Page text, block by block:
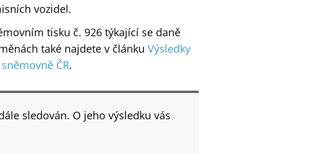
vozidel.
tisku č. 926 týkající se daně
také najdete v článku Výsledky
ČR.
sledován. O jeho výsledku vás